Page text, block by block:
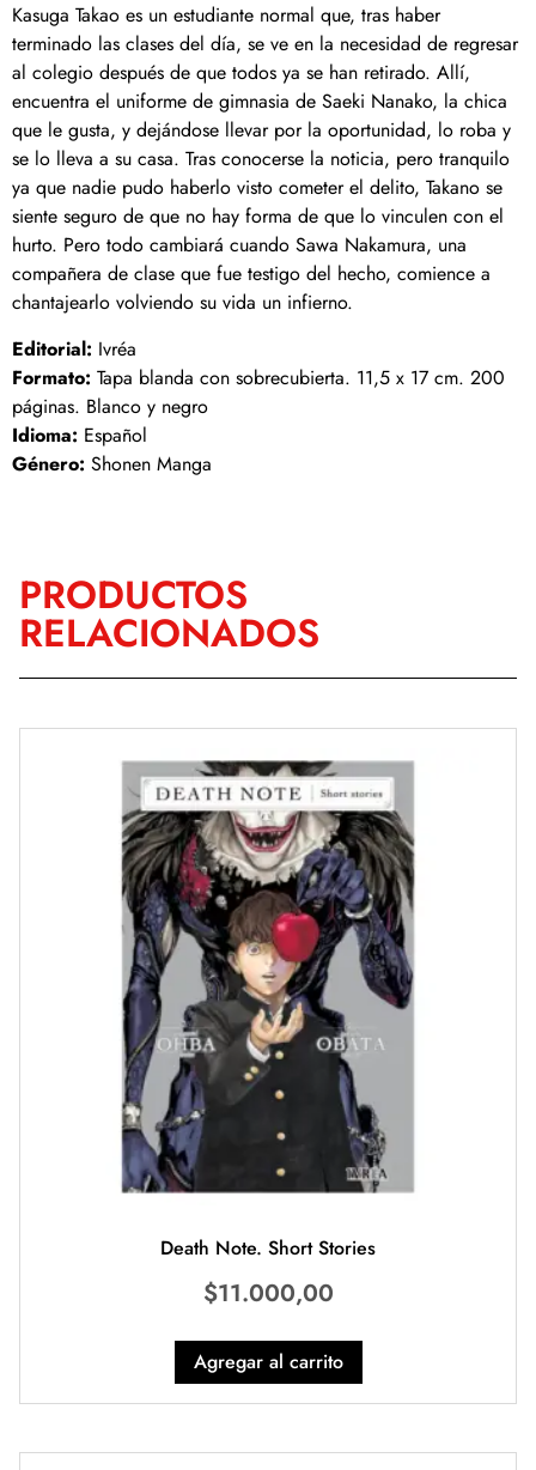
Kasuga Takao es un estudiante normal que, tras haber
terminado las clases del día, se ve en la necesidad de regresar
al colegio después de que todos ya se han retirado. Allí,
encuentra el uniforme de gimnasia de Saeki Nanako, la chica
que le gusta, y dejándose llevar por la oportunidad, lo roba y
se lo lleva a su casa. Tras conocerse la noticia, pero tranquilo
ya que nadie pudo haberlo visto cometer el delito, Takano se
siente seguro de que no hay forma de que lo vinculen con el
hurto. Pero todo cambiará cuando Sawa Nakamura, una
compañera de clase que fue testigo del hecho, comience a
chantajearlo volviendo su vida un infierno.
Editorial: Ivréa
Formato: Tapa blanda con sobrecubierta. 11,5 x 17 cm. 200
páginas. Blanco y negro
Idioma: Español
Género: Shonen Manga
PRODUCTOS
RELACIONADOS
Death Note. Short Stories
$11.000,00
Agregar al carrito